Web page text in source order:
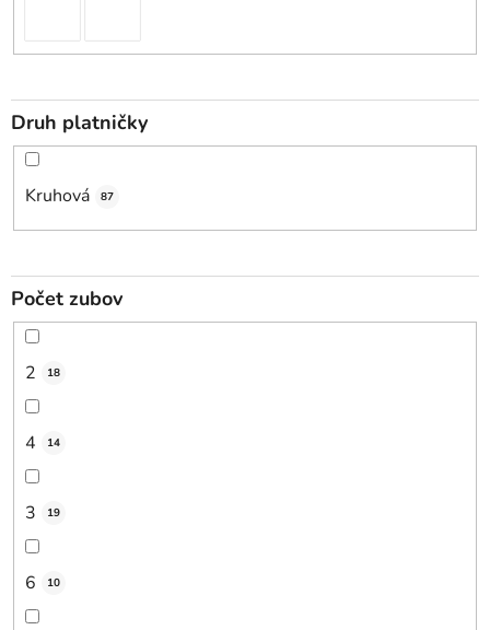
Druh platničky
Kruhová 87
Počet zubov
2 18
4 14
3 19
6 10